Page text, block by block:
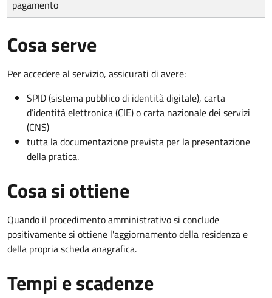
pagamento
Cosa serve
Per accedere al servizio, assicurati di avere:
SPID (sistema pubblico di identità digitale), carta
d’identità elettronica (CIE) o carta nazionale dei servizi
(CNS)
tutta la documentazione prevista per la presentazione
della pratica.
Cosa si ottiene
Quando il procedimento amministrativo si conclude
positivamente si ottiene l'aggiornamento della residenza e
della propria scheda anagrafica.
Tempi e scadenze